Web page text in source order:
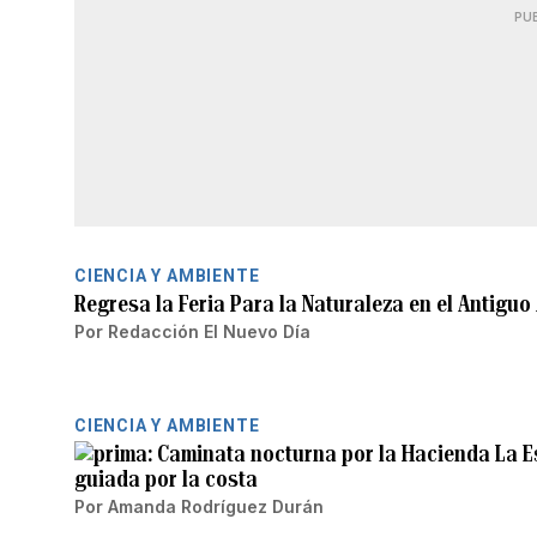
CIENCIA Y AMBIENTE
Regresa la Feria Para la Naturaleza en el
Por Redacción El Nuevo Día
CIENCIA Y AMBIENTE
Caminata nocturna por la Hacienda La
guiada por la costa
Por Amanda Rodríguez Durán